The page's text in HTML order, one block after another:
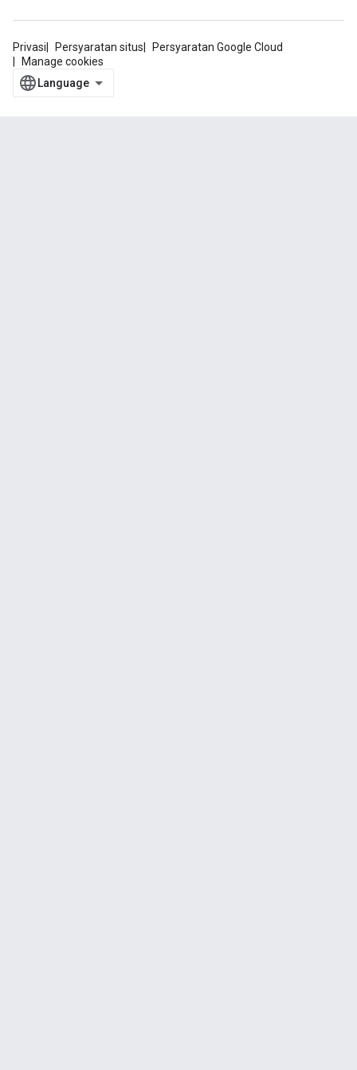
Privasi Persyaratan situs
Persyaratan Google Cloud
Manage cookies